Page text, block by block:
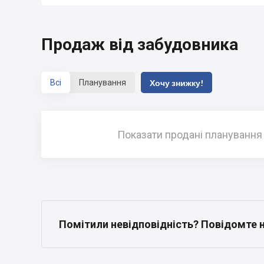
Продаж від забудовника
Всі Планування Хочу знижку!
Показати продані планування
Помітили невідповідність? Повідомте